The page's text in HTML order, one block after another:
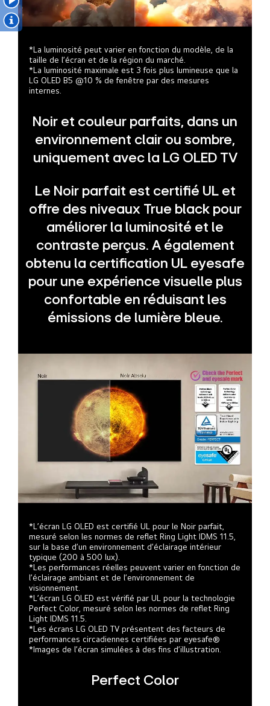
*La luminosité peut varier en fonction du modèle, de la
taille de l’écran et de la région du marché.
*La luminosité maximale est 3 fois plus lumineuse que la
LG OLED B5 @10 % de fenêtre par des mesures
internes.
Noir et couleur parfaits, dans un
environnement clair ou sombre,
uniquement avec la LG OLED TV
Le Noir parfait est certifié UL et
offre des niveaux True black pour
améliorer la luminosité et le
contraste perçus. A également
obtenu la certification UL eyesafe
pour une expérience visuelle plus
confortable en réduisant les
émissions de lumière bleue.
*L’écran LG OLED est certifié UL pour le Noir parfait,
mesuré selon les normes de reflet Ring Light IDMS 11.5,
sur la base d’un environnement d’éclairage intérieur
typique (200 à 500 lux).
*Les performances réelles peuvent varier en fonction de
l’éclairage ambiant et de l’environnement de
visionnement.
*L’écran LG OLED est vérifié par UL pour la technologie
Perfect Color, mesuré selon les normes de reflet Ring
Light IDMS 11.5.
*Les écrans LG OLED TV présentent des facteurs de
performances circadiennes certifiées par eyesafe®
*Images de l’écran simulées à des fins d’illustration.
Perfect Color